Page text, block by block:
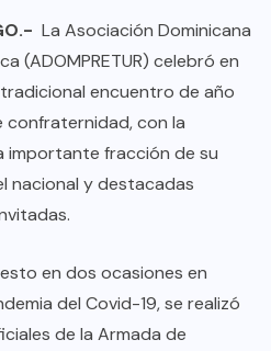
La Asociación Dominicana
(ADOMPRETUR) celebró en
encuentro de año
con la
importante fracción de su
nacional y destacadas
en dos ocasiones en
del Covid-19, se realizó
de la Armada de